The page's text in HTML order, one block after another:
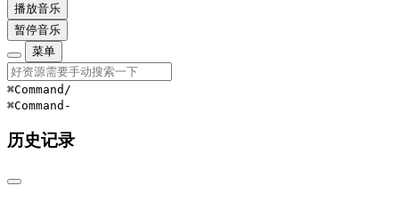
播放音乐
暂停音乐
菜单
⌘Command /
⌘Command -
历史记录